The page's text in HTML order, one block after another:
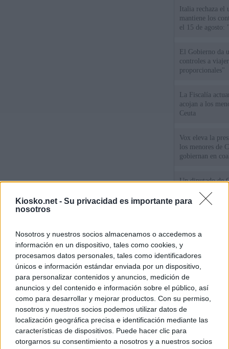
Kiosko.net - Su privacidad es importante para
nosotros
Nosotros y nuestros socios almacenamos o accedemos a
información en un dispositivo, tales como cookies, y
procesamos datos personales, tales como identificadores
únicos e información estándar enviada por un dispositivo,
para personalizar contenidos y anuncios, medición de
anuncios y del contenido e información sobre el público, así
como para desarrollar y mejorar productos. Con su permiso,
nosotros y nuestros socios podemos utilizar datos de
localización geográfica precisa e identificación mediante las
características de dispositivos. Puede hacer clic para
otorgarnos su consentimiento a nosotros y a nuestros socios
Italia rechaza
mantiene los
el 15 de agosto:
El Gobierno da
controles a
proporcionales"
La Fiscalía
acojan a los
Ceuta
Vox eleva la
los menores de
gobiernan en
Un diputado de
los inmigrantes”
ministros
de Ceuta
© Kiosko.net Aviso Legal Privacidad y Cookies